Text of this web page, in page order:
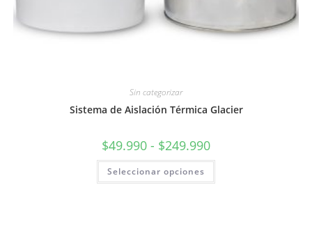
Sin categorizar
Sistema de Aislación Térmica Glacier
$49.990 - $249.990
Seleccionar opciones